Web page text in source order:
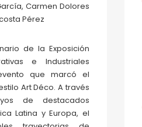
Carmen Dolores
Pérez
de la Exposición
e Industriales
que marcó el
Art Déco. A través
de destacados
Latina y Europa, el